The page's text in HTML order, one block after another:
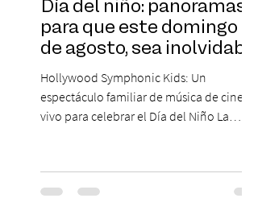
Día del niño: panoramas
para que este domingo 09
de agosto, sea inolvidable
Hollywood Symphonic Kids: Un
espectáculo familiar de música de cine en
vivo para celebrar el Día del Niño La
musical única e inolvidable con motivo del
Día del Niño. El espectáculo Hollywood